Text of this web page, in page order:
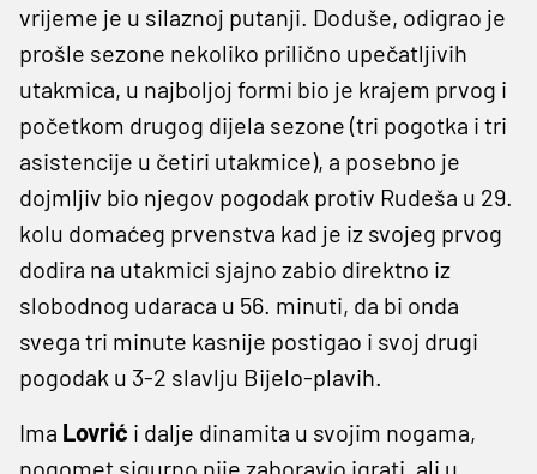
vrijeme je u silaznoj putanji. Doduše, odigrao je
prošle sezone nekoliko prilično upečatljivih
utakmica, u najboljoj formi bio je krajem prvog i
početkom drugog dijela sezone (tri pogotka i tri
asistencije u četiri utakmice), a posebno je
dojmljiv bio njegov pogodak protiv Rudeša u 29.
kolu domaćeg prvenstva kad je iz svojeg prvog
dodira na utakmici sjajno zabio direktno iz
slobodnog udaraca u 56. minuti, da bi onda
svega tri minute kasnije postigao i svoj drugi
pogodak u 3-2 slavlju Bijelo-plavih.
Ima Lovrić i dalje dinamita u svojim nogama,
nogomet sigurno nije zaboravio igrati, ali u